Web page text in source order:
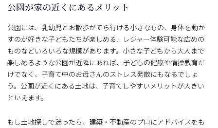
公園が家の近くにあるメリット
公園には、乳幼児とお散歩がてら行ける小さなもの、身体を動か
すのが好きな子どもたちが楽しめる、レジャー体験可能な広めの
ものなどいろいろな規模があります。小さな子どもから大人まで
楽しめるような公園が近隣にあれば、子どもの健康や情操教育だ
けでなく、子育て中のお母さんのストレス発散にもなるでしょ
う。公園が近くにある土地は、子育てしやすいメリットが大きい
といえます。
もし土地探しで迷ったら、建築・不動産のプロにアドバイスをも